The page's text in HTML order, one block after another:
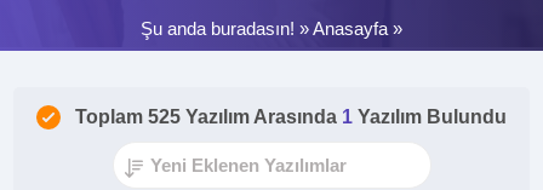
Şu anda buradasın! »Anasayfa »
Toplam 525 Yazılım Arasında 1 Yazılım Bulundu